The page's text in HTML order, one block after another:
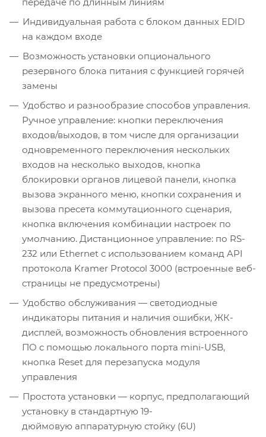
Индивидуальная работа с блоком данных EDID
на каждом входе
Возможность установки опционального
резервного блока питания с функцией горячей
замены
Удобство и разнообразие способов управления.
Ручное управление: кнопки переключения
входов/выходов, в том числе для организации
одновременного переключения нескольких
входов на несколько выходов, кнопка
блокировки органов лицевой панели, кнопка
вызова экранного меню, кнопки сохранения и
вызова пресета коммутационного сценария,
кнопка включения комбинации настроек по
умолчанию. Дистанционное управление: по RS-
232 или Ethernet с использованием команд API
протокола Kramer Protocol 3000 (встроенные веб-
страницы не предусмотрены)
Удобство обслуживания — светодиодные
индикаторы питания и наличия ошибки, ЖК-
дисплей, возможность обновления встроенного
ПО c помощью локального порта mini-USB,
кнопка Reset для перезапуска модуля
управления
Простота установки — корпус, предполагающий
установку в стандартную 19-
дюймовую аппаратурную стойку (6U)